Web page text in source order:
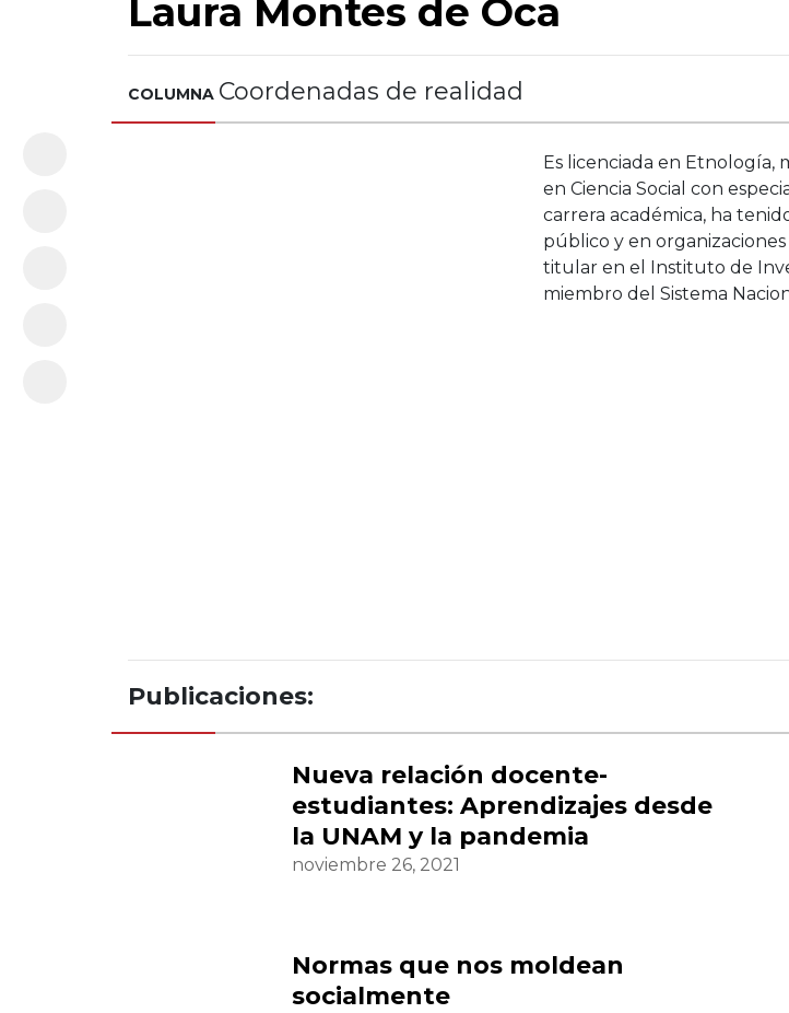
Laura Montes de Oca
COLUMNA Coordenadas de realidad
Es licenciada en Etnología,
en Ciencia Social con
carrera académica, ha
público y en
titular en el Instituto de
miembro del Sistema
Publicaciones:
Nueva relación docente-
estudiantes: Aprendizajes desde
la UNAM y la pandemia
noviembre 26, 2021
Normas que nos moldean
socialmente